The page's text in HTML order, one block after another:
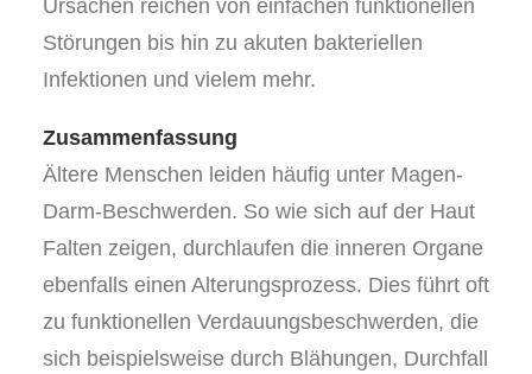
Ursachen reichen von einfachen funktionellen
Störungen bis hin zu akuten bakteriellen
Infektionen und vielem mehr.
Zusammenfassung
Ältere Menschen leiden häufig unter Magen-
Darm-Beschwerden. So wie sich auf der Haut
Falten zeigen, durchlaufen die inneren Organe
ebenfalls einen Alterungsprozess. Dies führt oft
zu funktionellen Verdauungsbeschwerden, die
sich beispielsweise durch Blähungen, Durchfall